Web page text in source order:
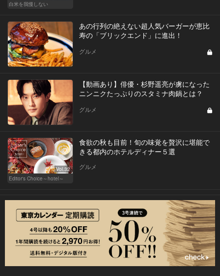
白米を我慢しない
あの行列の絶えない超人気バーガーが恵比
寿の「ブリックエンド」に進出！
グルメ
【動画あり】俳優・杉野遥亮が虜になった
ニンニクたっぷりのスタミナ肉鍋とは？
グルメ
Vol.32
Editor's Choice～hotel～
食欲の秋も目前！旬の味覚を贅沢に堪能で
きる都内のホテルディナー５選
グルメ